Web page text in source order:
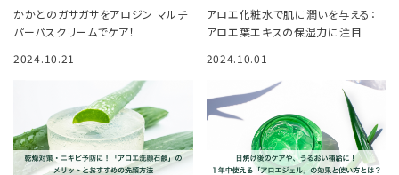
かかとのガサガサをアロジン マルチ
パーパスクリームでケア！
2024.10.21
アロエ化粧水で肌に潤いを与える：
アロエ葉エキスの保湿力に注目
2024.10.01